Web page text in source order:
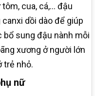
cua, cá,… đậu
dồi dào để giúp
bổ sung đậu nành mỗi
xương ở người lớn
trẻ nhỏ.
nữ